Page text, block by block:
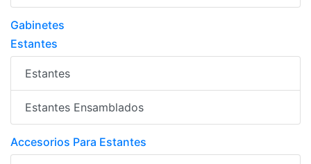
Gabinetes
Estantes
Estantes
Estantes Ensamblados
Accesorios Para Estantes